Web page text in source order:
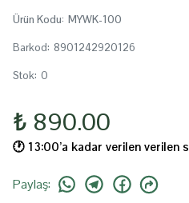
Ürün Kodu: MYWK-100
Barkod: 8901242920126
Stok: 0
₺ 890.00
🕐️ 13:00’a kadar verilen verilen
Paylaş: